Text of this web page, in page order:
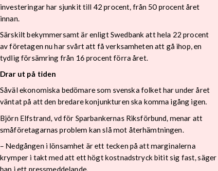
investeringar har sjunkit till 42 procent, från 50 procent året
innan.
Särskilt bekymmersamt är enligt Swedbank att hela 22 procent
av företagen nu har svårt att få verksamheten att gå ihop, en
tydlig försämring från 16 procent förra året.
Drar ut på tiden
Såväl ekonomiska bedömare som svenska folket har under året
väntat på att den bredare konjunkturen ska komma igång igen.
Björn Elfstrand, vd för Sparbankernas Riksförbund, menar att
småföretagarnas problem kan slå mot återhämtningen.
– Nedgången i lönsamhet är ett tecken på att marginalerna
krymper i takt med att ett högt kostnadstryck bitit sig fast, säger
han i ett pressmeddelande.